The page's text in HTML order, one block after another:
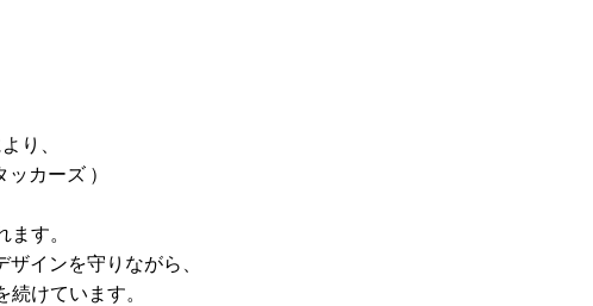
り、
カーズ ）
す。
インを守りながら、
けています。